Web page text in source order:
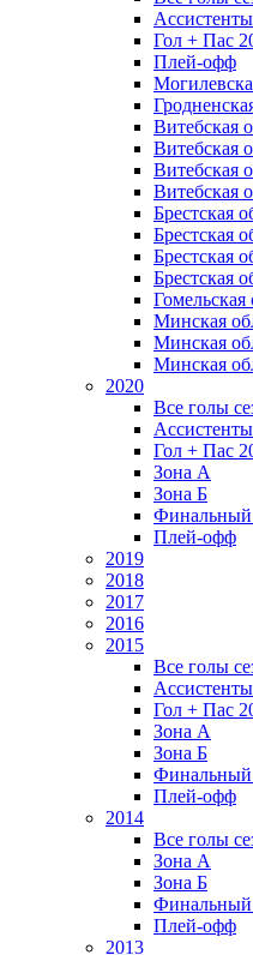
Гол + Пас
Плей-офф
Витебская
Витебская
Витебская
Витебская
Брестская
Брестская
Брестская
Брестская
Гомельская
Минская
Минская
Минская
2020
Все голы
Гол + Пас
Зона А
Зона Б
Финальный
Плей-офф
2019
2018
2017
2016
2015
Все голы
Гол + Пас
Зона А
Зона Б
Финальный
Плей-офф
2014
Все голы
Зона А
Зона Б
Финальный
Плей-офф
2013